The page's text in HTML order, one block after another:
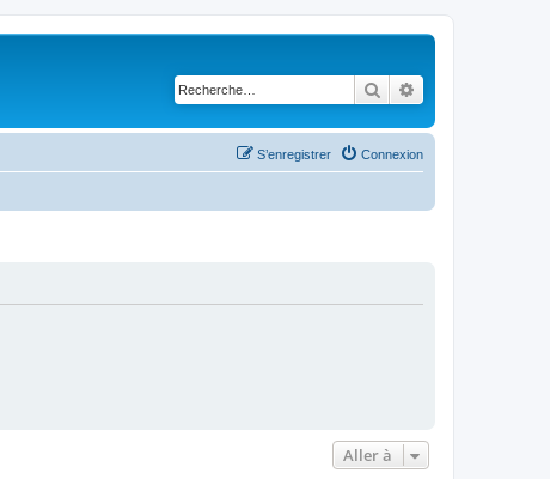
Rechercher
Connexion
S’enregistrer
Aller à